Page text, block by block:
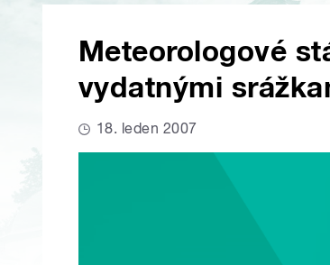
Meteorologové
vydatnými
18. leden 2007